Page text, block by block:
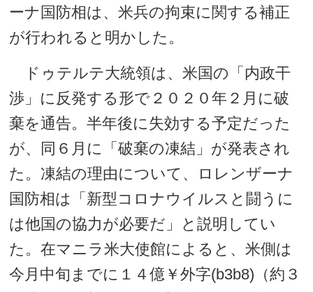
ーナ国防相は、米兵の拘束に関する補正
が行われると明かした。
ドゥテルテ大統領は、米国の「内政干
渉」に反発する形で２０２０年２月に破
棄を通告。半年後に失効する予定だった
が、同６月に「破棄の凍結」が発表され
た。凍結の理由について、ロレンザーナ
国防相は「新型コロナウイルスと闘うに
は他国の協力が必要だ」と説明してい
た。在マニラ米大使館によると、米側は
今月中旬までに１４億￥外字(b3b8)（約３